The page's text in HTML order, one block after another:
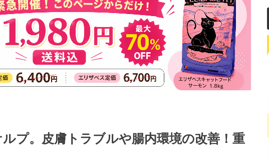
プ。皮膚トラブルや腸内環境の改善！重